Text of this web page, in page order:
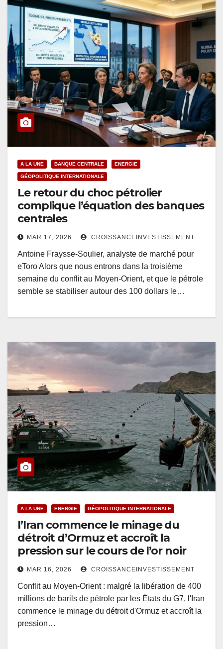
A LA UNE BANQUE CENTRALE ENERGIE
GÉOPOLITIQUE INTERNATIONALE
Le retour du choc pétrolier
complique l’équation des banques
centrales
MAR 17, 2026 CROISSANCEINVESTISSEMENT
Antoine Fraysse-Soulier, analyste de marché pour
eToro Alors que nous entrons dans la troisième
semaine du conflit au Moyen-Orient, et que le pétrole
semble se stabiliser autour des 100 dollars le…
A LA UNE ENERGIE GÉOPOLITIQUE INTERNATIONALE
l’Iran commence le minage du
détroit d’Ormuz et accroît la
pression sur le cours de l’or noir
MAR 16, 2026 CROISSANCEINVESTISSEMENT
Conflit au Moyen-Orient : malgré la libération de 400
millions de barils de pétrole par les États du G7, l'Iran
commence le minage du détroit d'Ormuz et accroît la
pression…